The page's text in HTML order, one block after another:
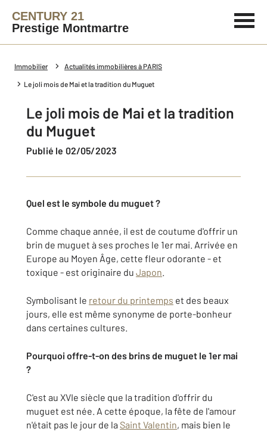
CENTURY 21
Prestige Montmartre
Immobilier Actualités immobilières à PARIS
Le joli mois de Mai et la tradition du Muguet
Le joli mois de Mai et la tradition
du Muguet
Publié le 02/05/2023
Quel est le symbole du muguet ?
Comme chaque année, il est de coutume d'offrir un
brin de muguet à ses proches le 1er mai. Arrivée en
Europe au Moyen Âge, cette fleur odorante - et
toxique - est originaire du Japon.
Symbolisant le retour du printemps et des beaux
jours, elle est même synonyme de porte-bonheur
dans certaines cultures.
Pourquoi offre-t-on des brins de muguet le 1er mai
?
C'est au XVIe siècle que la tradition d'offrir du
muguet est née. A cette époque, la fête de l'amour
n'était pas le jour de la Saint Valentin, mais bien le